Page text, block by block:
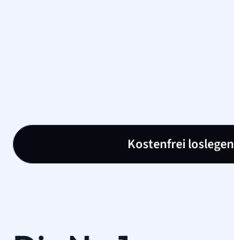
Kostenfrei loslegen